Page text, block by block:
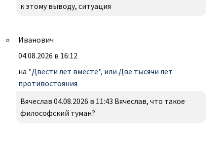
к этому выводу, ситуация
Иванович
04.08.2026 в 16:12
на "Двести лет вместе", или Две тысячи лет
противостояния
Вячеслав 04.08.2026 в 11:43 Вячеслав, что такое
философский туман?